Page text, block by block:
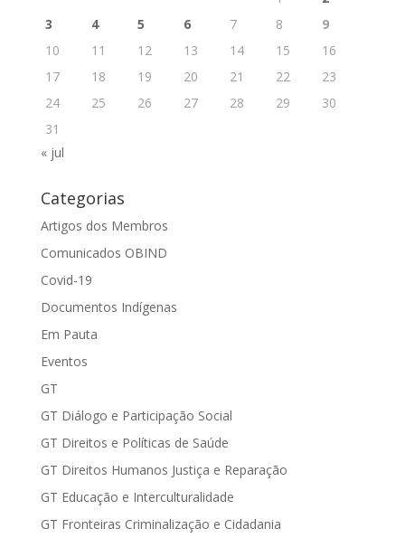
3
4 5 6 7 8
9
10
11 12 13 14 15
16
17
18 19 20 21 22
23
24
25 26 27 28 29
30
31
« jul
Categorias
Artigos dos Membros
Comunicados OBIND
Covid-19
Documentos Indígenas
Em Pauta
Eventos
GT
GT Diálogo e Participação Social
GT Direitos e Políticas de Saúde
GT Direitos Humanos Justiça e Reparação
GT Educação e Interculturalidade
GT Fronteiras Criminalização e Cidadania